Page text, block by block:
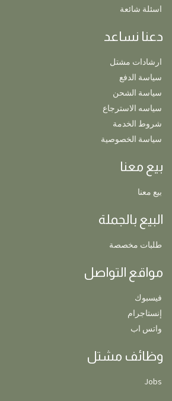
اسئلة شائعة
دعنا نساعد
ارشادات مشتل
سياسة الدفع
سياسة الشحن
سياسه الاسترجاع
شروط الخدمة
سياسة الخصوصية
بيع معنا
بيع معنا
البيع بالجملة
طلبات مخصصة
مواقع التواصل
فيسبوك
إنستاجرام
واتس اب
وظائف مشتل
Jobs